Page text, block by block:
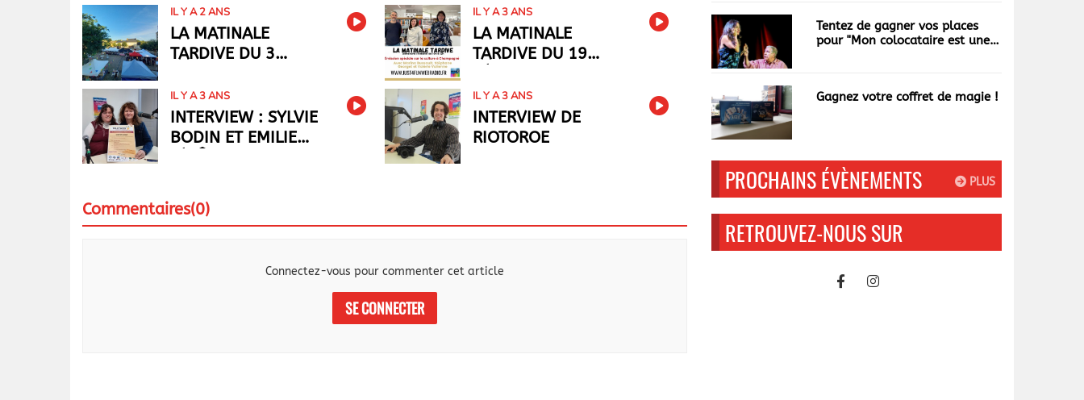
TERROIR ET DE
L'ARTISANAT
IL Y A 2 ANS
LA MATINALE
TARDIVE DU 3
IL Y A 3 ANS
LA MATINALE
TARDIVE DU 19
IL Y A 3 ANS
INTERVIEW : SYLVIE
BODIN ET EMILIE
TÉLÉTHON
IL Y A 3 ANS
INTERVIEW DE
RIOTOROE
Commentaires(0)
Connectez-vous pour commenter cet article
SE CONNECTER
Tentez de gagner vos places
pour "Mon colocataire est une
Gagnez votre coffret de magie !
PLUS
PROCHAINS ÉVÈNEMENTS
RETROUVEZ-NOUS SUR